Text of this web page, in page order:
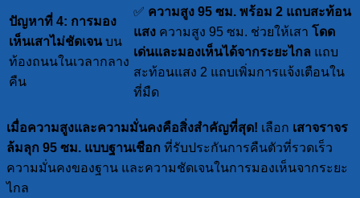
ปัญหาที่ 4: การมอง
เห็นเสาไม่ชัดเจนบน
ท้องถนนในเวลากลาง
คืน
✅ ความสูง 95 ซม. พร้อม 2 แถบสะท้อน
แสง ความสูง 95 ซม. ช่วยให้เสา โดด
เด่นและมองเห็นได้จากระยะไกล แถบ
สะท้อนแสง 2 แถบเพิ่มการแจ้งเตือนใน
ที่มืด
เมื่อความสูงและความมั่นคงคือสิ่งสำคัญที่สุด! เลือก เสาจราจร
ล้มลุก 95 ซม. แบบฐานเชือก ที่รับประกันการคืนตัวที่รวดเร็ว
ความมั่นคงของฐาน และความชัดเจนในการมองเห็นจากระยะ
ไกล